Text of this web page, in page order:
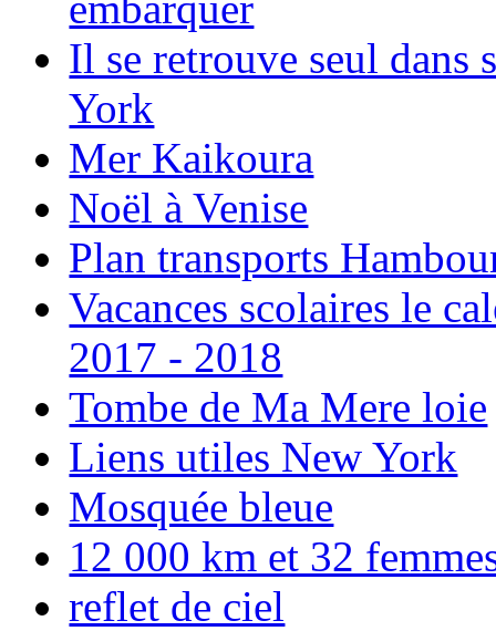
Il se retrouve seul dans
York
Mer Kaikoura
Noël à Venise
Plan transports
Vacances scolaires le
2017 - 2018
Tombe de Ma Mere loie
Liens utiles New York
Mosquée bleue
12 000 km et 32
reflet de ciel